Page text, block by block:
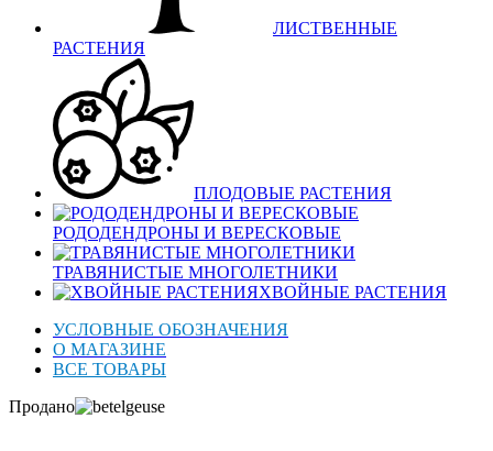
ЛИСТВЕННЫЕ
РАСТЕНИЯ
ПЛОДОВЫЕ РАСТЕНИЯ
РОДОДЕНДРОНЫ И ВЕРЕСКОВЫЕ
ТРАВЯНИСТЫЕ МНОГОЛЕТНИКИ
ХВОЙНЫЕ РАСТЕНИЯ
УСЛОВНЫЕ ОБОЗНАЧЕНИЯ
О МАГАЗИНЕ
ВСЕ ТОВАРЫ
Продано